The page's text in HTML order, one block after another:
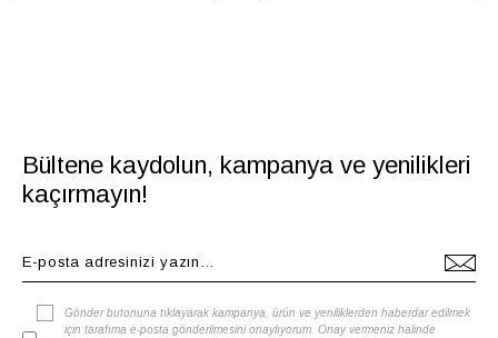
Bültene kaydolun, kampanya ve yenilikleri
kaçırmayın!
Gönder butonuna tıklayarak kampanya, ürün ve yeniliklerden haberdar edilmek
için tarafıma e-posta gönderilmesini onaylıyorum. Onay vermeniz halinde